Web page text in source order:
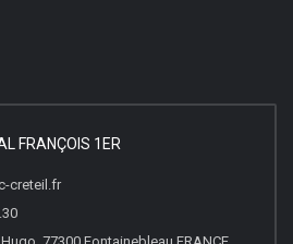
FRANÇOIS 1ER
creteil.fr